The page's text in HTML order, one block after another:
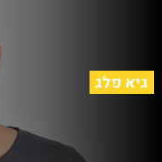
גיא פלג